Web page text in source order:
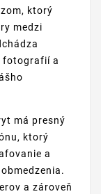
ktorý
medzi
fotografií a
má presný
ktorý
a
a zároveň